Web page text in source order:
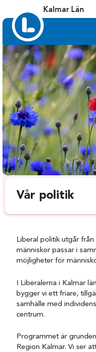
Kalmar Län
Vår politik
Liberal politik utgår
människor passar i
möjligheter för
I Liberalerna i Kalmar
bygger vi ett friare,
samhälle med
centrum.
Programmet är
Region Kalmar. Vi ser